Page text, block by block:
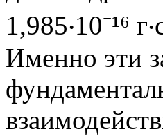
1,985‧10⁻¹⁶
Именно эти